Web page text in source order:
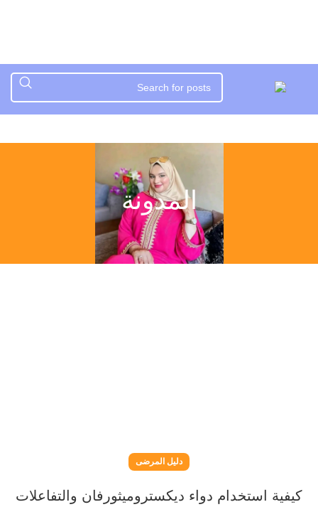
المدونة
دليل المرضى
كيفية استخدام دواء ديكستروميثورفان والتفاعلات